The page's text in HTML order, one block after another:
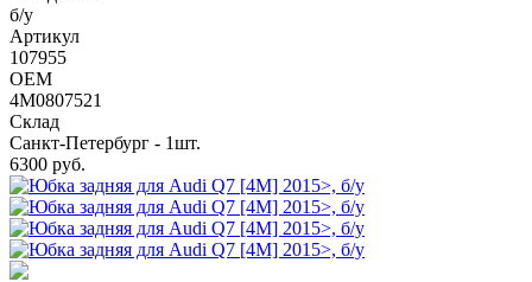
б/у
Артикул
107955
OEM
4M0807521
Склад
Санкт-Петербург - 1шт.
6300 руб.